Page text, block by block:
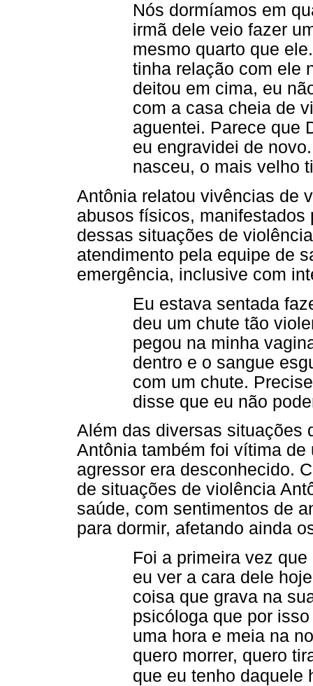
Nós dormíamos em
irmã dele veio fazer
mesmo quarto que
tinha relação com ele
deitou em cima, eu
com a casa cheia de
aguentei. Parece que
eu engravidei de
nasceu, o mais velho
Antônia relatou vivências de
abusos físicos, manifestados
dessas situações de
atendimento pela equipe de
emergência, inclusive com
Eu estava sentada
deu um chute tão
pegou na minha
dentro e o sangue
com um chute.
disse que eu não
Além das diversas situações
Antônia também foi vítima
agressor era desconhecido.
de situações de violência
saúde, com sentimentos de
para dormir, afetando ainda
Foi a primeira vez
eu ver a cara dele
coisa que grava na
psicóloga que por
uma hora e meia na
quero morrer, quero
que eu tenho daquele